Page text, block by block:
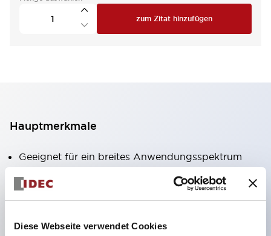
Diese Webseite verwendet Cookies
zum Zitat hinzufügen
Hauptmerkmale
Geeignet für ein breites Anwendungsspektrum
von der Konsumelektronik bis zum FA-Bereich
LED-Beleuchtungseinheit mit integriertem
LED-Lampenkörper